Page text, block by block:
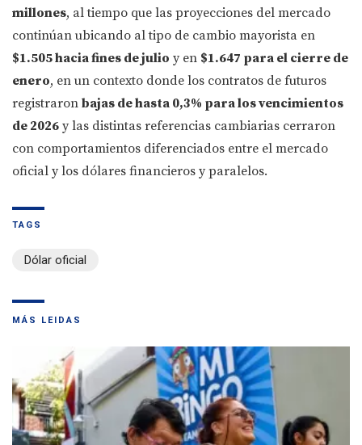
millones, al tiempo que las proyecciones del mercado
continúan ubicando al tipo de cambio mayorista en
$1.505 hacia fines de julio y en $1.647 para el cierre de
enero, en un contexto donde los contratos de futuros
registraron bajas de hasta 0,3% para los vencimientos
de 2026 y las distintas referencias cambiarias cerraron
con comportamientos diferenciados entre el mercado
oficial y los dólares financieros y paralelos.
TAGS
Dólar oficial
MÁS LEIDAS